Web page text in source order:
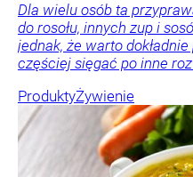
Dla wielu osób ta
do rosołu, innych zup i
jednak, że warto
częściej sięgać po inne
ProduktyŻywienie